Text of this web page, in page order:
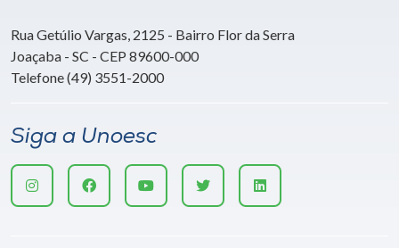
Rua Getúlio Vargas, 2125 - Bairro Flor da Serra
Joaçaba - SC - CEP 89600-000
Telefone (49) 3551-2000
Siga a Unoesc